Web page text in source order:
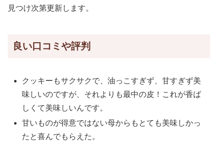
見つけ次第更新します。
良い口コミや評判
クッキーもサクサクで、油っこすぎず、甘すぎず美
味しいのですが、それよりも最中の皮！これが香ば
しくて美味しいんです。
甘いものが得意ではない母からもとても美味しかっ
たと喜んでもらえた。